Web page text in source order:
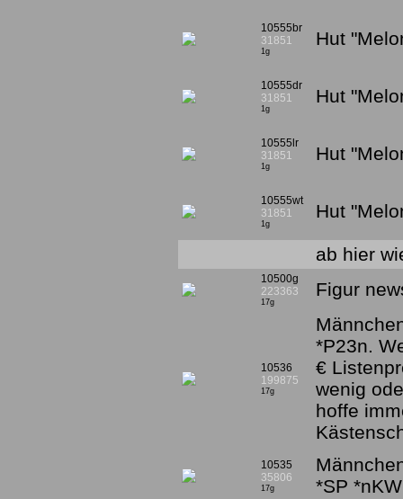
10555br
31851
1g
Hut
10555dr
31851
1g
Hut
10555lr
31851
1g
Hut
10555wt
31851
1g
Hut
ab hier
10500g
223363
17g
Figur
10536
199875
17g
*P23n.
€
wenig
hoffe
10535
35806
17g
*SP